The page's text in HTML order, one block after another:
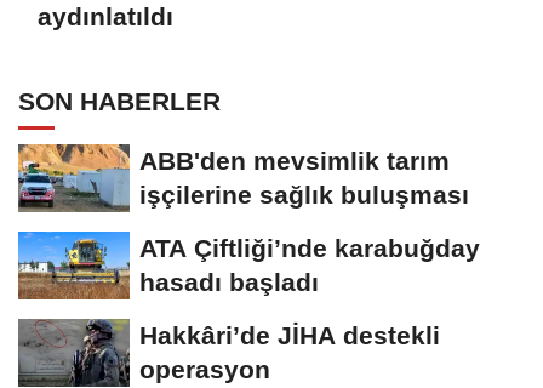
aydınlatıldı
SON HABERLER
ABB'den mevsimlik tarım
işçilerine sağlık buluşması
ATA Çiftliği’nde karabuğday
hasadı başladı
Hakkâri’de JİHA destekli
operasyon